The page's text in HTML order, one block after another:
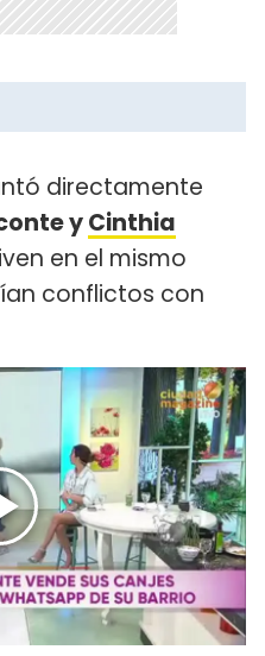
directamente
yCinthia
en el mismo
conflictos con